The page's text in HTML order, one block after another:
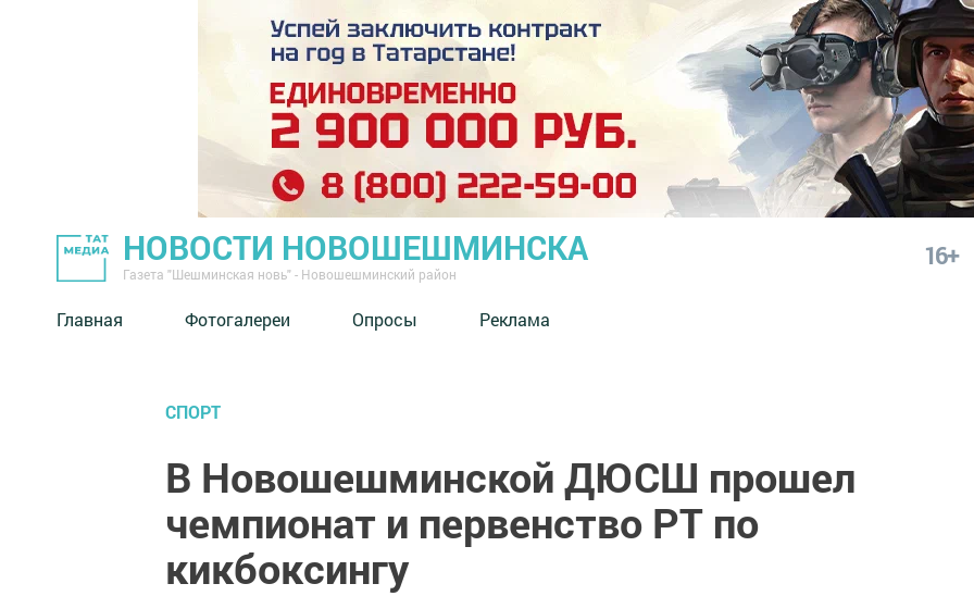
НОВОСТИ НОВОШЕШМИНСКА
Газета "Шешминская новь" - Новошешминский район
16+
Главная Фотогалереи Опросы Реклама
СПОРТ
В Новошешминской ДЮСШ прошел
чемпионат и первенство РТ по
кикбоксингу